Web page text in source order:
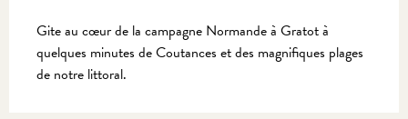
Gite au cœur de la campagne Normande à Gratot à
quelques minutes de Coutances et des magnifiques plages
de notre littoral.